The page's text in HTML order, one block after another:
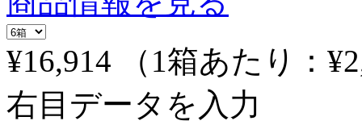
¥16,914
（1箱あたり：
右目データを入力